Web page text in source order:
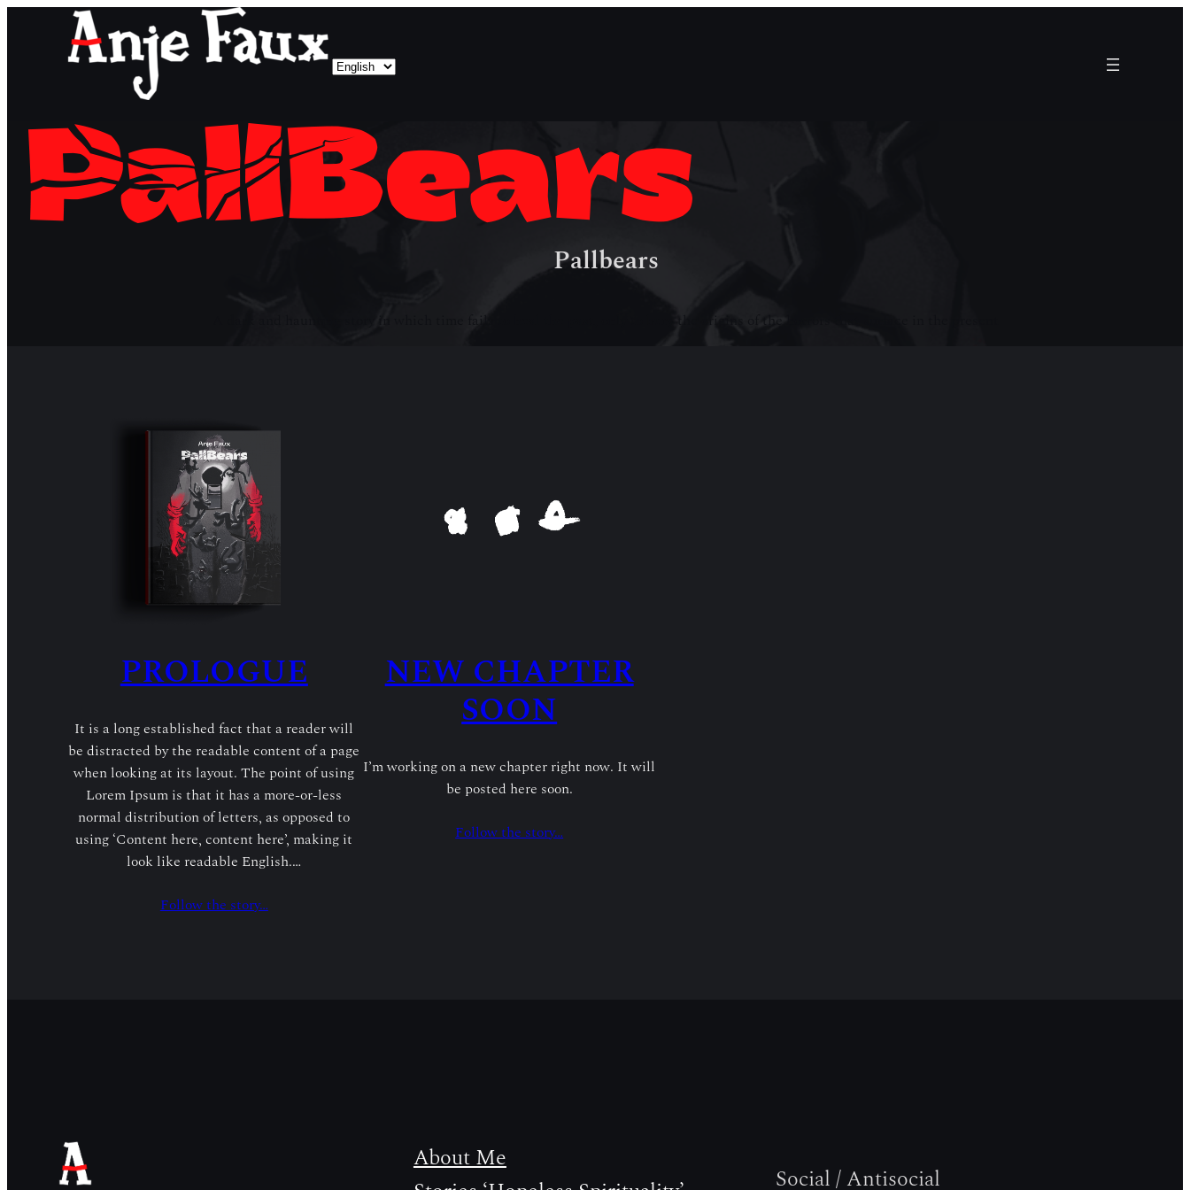
Choose
language
Pallbears
A dark and haunting story in which time fails to heal the past, only to bury the origins of the horrors that surface in the present
PROLOGUE
It is a long established fact that a reader will
be distracted by the readable content of a page
when looking at its layout. The point of using
Lorem Ipsum is that it has a more-or-less
normal distribution of letters, as opposed to
using ‘Content here, content here’, making it
look like readable English.…
Follow the story…
NEW CHAPTER
SOON
I’m working on a new chapter right now. It will
be posted here soon.
Follow the story…
About Me
Social / Antisocial